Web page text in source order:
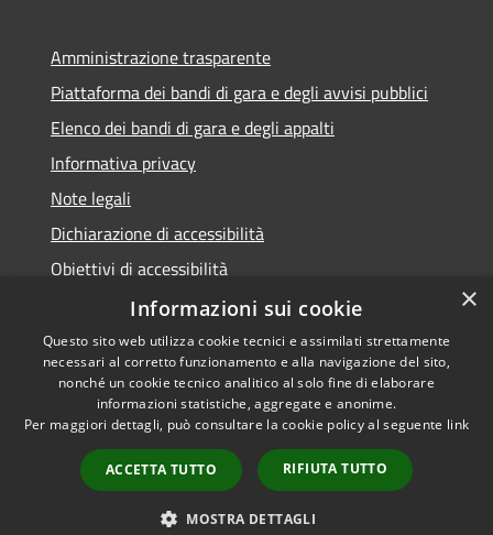
Amministrazione trasparente
Piattaforma dei bandi di gara e degli avvisi pubblici
Elenco dei bandi di gara e degli appalti
Informativa privacy
Note legali
Dichiarazione di accessibilità
Obiettivi di accessibilità
Accessibilità
Privacy
Mappa del sito
×
Informazioni sui cookie
Questo sito web utilizza cookie tecnici e assimilati strettamente
necessari al corretto funzionamento e alla navigazione del sito,
nonché un cookie tecnico analitico al solo fine di elaborare
informazioni statistiche, aggregate e anonime.
Per maggiori dettagli, può consultare la cookie policy al seguente link
ACCETTA TUTTO RIFIUTA TUTTO
MOSTRA DETTAGLI